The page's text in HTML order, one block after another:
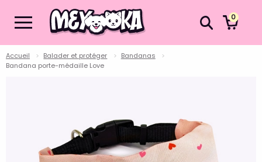
0
Accueil Balader et protéger
Bandanas
Bandana porte-médaille Love